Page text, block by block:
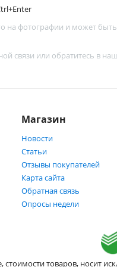
на фотографии и может
связи или обратитесь в
Магазин
Новости
Статьи
Отзывы покупателей
Карта сайта
Обратная связь
Опросы недели
стоимости товаров, носит